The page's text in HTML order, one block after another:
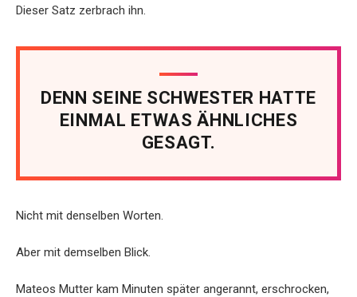
Dieser Satz zerbrach ihn.
DENN SEINE SCHWESTER HATTE
EINMAL ETWAS ÄHNLICHES
GESAGT.
Nicht mit denselben Worten.
Aber mit demselben Blick.
Mateos Mutter kam Minuten später angerannt, erschrocken,